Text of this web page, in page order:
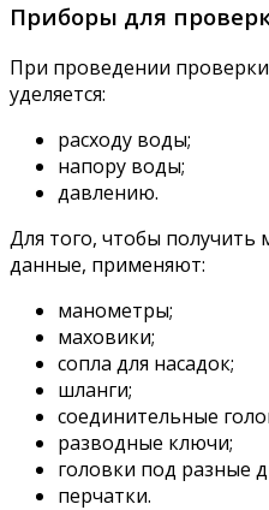
Приборы для
При проведении
уделяется:
расходу воды;
напору воды;
давлению.
Для того, чтобы
данные, применяют:
манометры;
маховики;
сопла для насадок;
шланги;
соединительные
разводные ключи;
головки под разные
перчатки.